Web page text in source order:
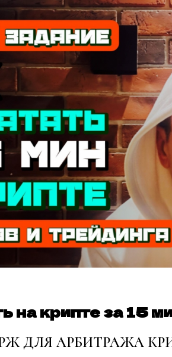
на крипте за 15
ДЛЯ АРБИТРАЖА